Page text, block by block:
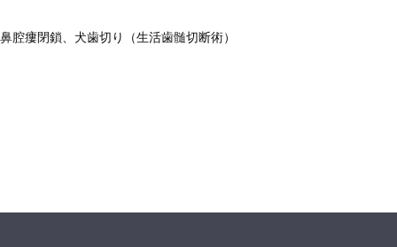
腔瘻閉鎖、犬歯切り（生活歯髄切断術）